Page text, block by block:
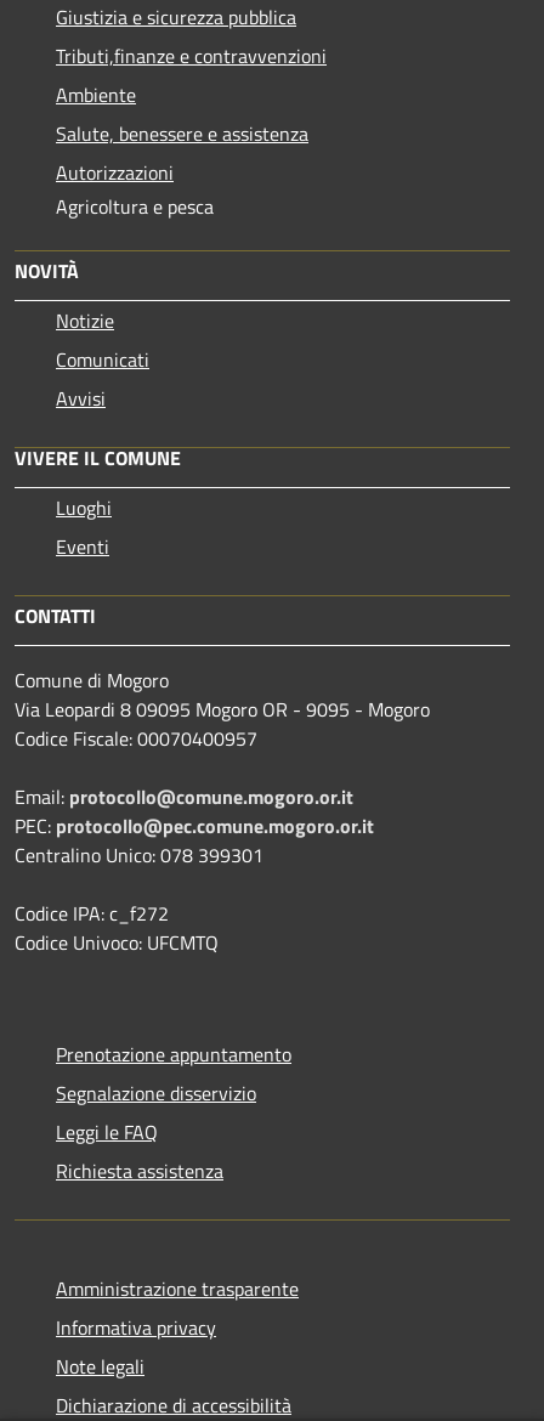
Giustizia e sicurezza pubblica
Tributi,finanze e contravvenzioni
Ambiente
Salute, benessere e assistenza
Autorizzazioni
Agricoltura e pesca
NOVITÀ
Notizie
Comunicati
Avvisi
VIVERE IL COMUNE
Luoghi
Eventi
CONTATTI
Comune di Mogoro
Via Leopardi 8 09095 Mogoro OR - 9095 - Mogoro
Codice Fiscale: 00070400957
Email: protocollo@comune.mogoro.or.it
PEC: protocollo@pec.comune.mogoro.or.it
Centralino Unico: 078 399301
Codice IPA: c_f272
Codice Univoco: UFCMTQ
Prenotazione appuntamento
Segnalazione disservizio
Leggi le FAQ
Richiesta assistenza
Amministrazione trasparente
Informativa privacy
Note legali
Dichiarazione di accessibilità